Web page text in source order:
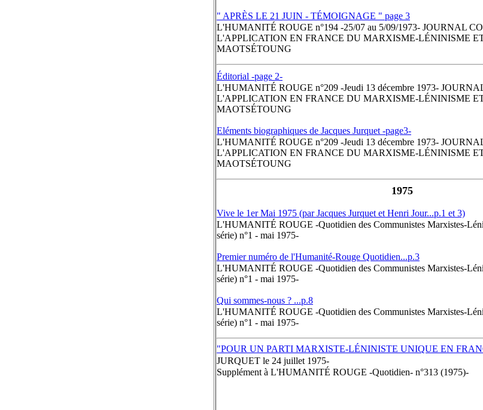
" APRÈS LE 21 JUIN - TÉMOIGNAGE " page 3
L'HUMANITÉ ROUGE n°194 -25/07 au 5/09/1973- JOURNAL
L'APPLICATION EN FRANCE DU MARXISME-LÉNINISME
MAOTSÉTOUNG
Éditorial -page 2-
L'HUMANITÉ ROUGE n°209 -Jeudi 13 décembre 1973-
L'APPLICATION EN FRANCE DU MARXISME-LÉNINISME
MAOTSÉTOUNG
Eléments biographiques de Jacques Jurquet -page3-
L'HUMANITÉ ROUGE n°209 -Jeudi 13 décembre 1973-
L'APPLICATION EN FRANCE DU MARXISME-LÉNINISME
MAOTSÉTOUNG
1975
Vive le 1er Mai 1975 (par Jacques Jurquet et Henri Jour...p.1 et 3)
L'HUMANITÉ ROUGE -Quotidien des Communistes Marxistes-
série) n°1 - mai 1975-
Premier numéro de l'Humanité-Rouge Quotidien...p.3
L'HUMANITÉ ROUGE -Quotidien des Communistes Marxistes-
série) n°1 - mai 1975-
Qui sommes-nous ? ...p.8
L'HUMANITÉ ROUGE -Quotidien des Communistes Marxistes-
série) n°1 - mai 1975-
"POUR UN PARTI MARXISTE-LÉNINISTE UNIQUE EN
JURQUET le 24 juillet 1975-
Supplément à L'HUMANITÉ ROUGE -Quotidien- n°313 (1975)-